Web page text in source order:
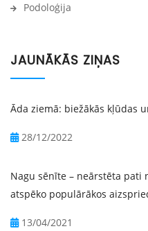
Podoloģija
JAUNĀKĀS ZIŅAS
Āda ziemā: biežākās kļūdas
28/12/2022
Nagu sēnīte – neārstēta pati
atspēko populārākos
13/04/2021